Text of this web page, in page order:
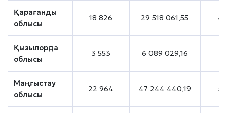
Қарағанды
облысы
18 826 29 518 061,55 4
Қызылорда
облысы
3 553 6 089 029,16 1
Маңғыстау
облысы
22 964 47 244 440,19 5